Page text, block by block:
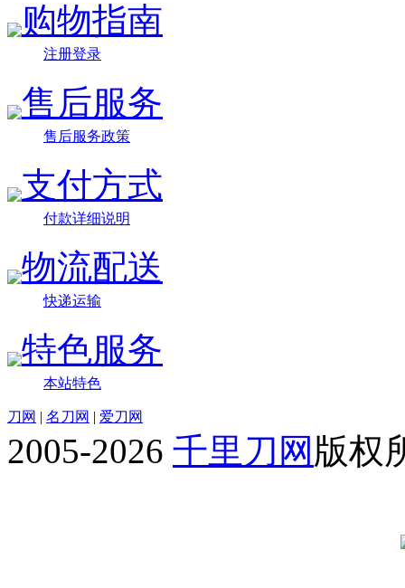
购物指南
注册登录
售后服务
售后服务政策
支付方式
付款详细说明
物流配送
快递运输
特色服务
本站特色
刀网 | 名刀网 | 爱刀网
2005-2026 千里刀网 版权